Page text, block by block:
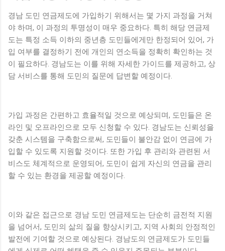
경남 도민 연금제도에 가입하기 위해서는 몇 가지 과정을 거쳐
야 하며, 이 과정의 투명성이 매우 중요하다. 특히 해당 연금제
도는 특정 소득 이하의 중년층 도민들에게만 한정되어 있어, 가
입 여부를 결정하기 전에 개인의 연소득을 정확히 확인하는 것
이 필요하다. 경남도는 이를 위해 자세한 가이드를 제공하고, 상
담 서비스를 통해 도민의 질문에 답변할 예정이다.
가입 과정은 간편하고 효율적일 것으로 예상되며, 도민들은 온
라인 및 오프라인으로 모두 신청할 수 있다. 경남도는 신뢰성을
갖춘 시스템을 구축함으로써, 도민들이 불안감 없이 연금에 가
입할 수 있도록 지원할 것이다. 또한 가입 후 관리와 관련된 서
비스도 체계적으로 운영되어, 도민이 쉽게 자신의 연금을 관리
할 수 있는 환경을 제공할 예정이다.
이와 같은 접근으로 경남 도민 연금제도는 단순히 금전적 지원
을 넘어서, 도민의 삶의 질을 향상시키고, 지역 사회의 안정적인
발전에 기여할 것으로 예상된다. 경남도의 연금제도가 도민들